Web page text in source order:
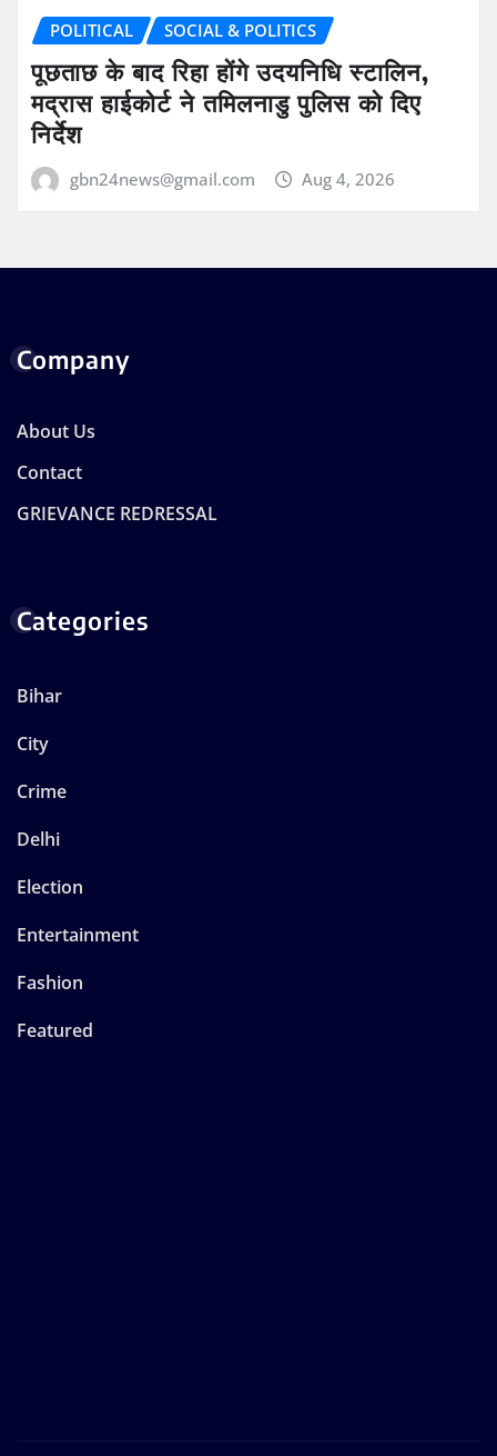
POLITICAL SOCIAL & POLITICS
पूछताछ के बाद रिहा होंगे उदयनिधि स्टालिन,
मद्रास हाईकोर्ट ने तमिलनाडु पुलिस को दिए
निर्देश
gbn24news@gmail.com Aug 4, 2026
Company
About Us
Contact
GRIEVANCE REDRESSAL
Categories
Bihar
City
Crime
Delhi
Election
Entertainment
Fashion
Featured